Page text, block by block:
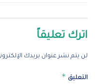
اترك تعليقاً
لن يتم نشر عنوان بريدك
التعليق *